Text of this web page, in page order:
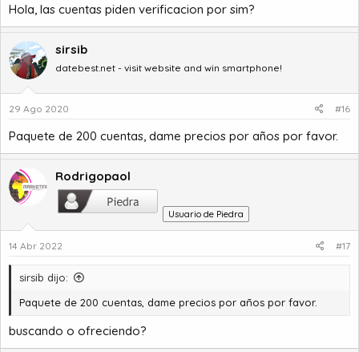
Hola, las cuentas piden verificacion por sim?
sirsib
datebest.net - visit website and win smartphone!
29 Ago 2020 #16
Paquete de 200 cuentas, dame precios por años por favor.
Rodrigopaol
Usuario de Piedra
14 Abr 2022 #17
sirsib dijo:
Paquete de 200 cuentas, dame precios por años por favor.
buscando o ofreciendo?